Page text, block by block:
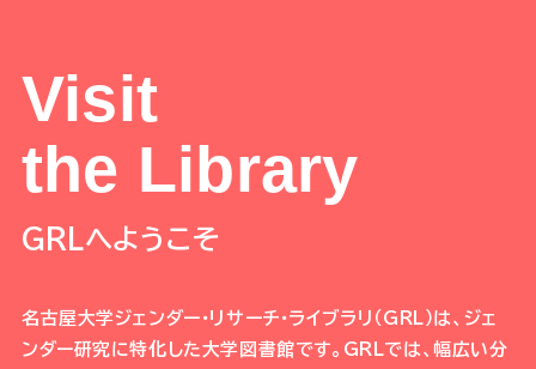
Visit
the Library
GRLへようこそ
名古屋大学ジェンダー・リサーチ・ライブラリ（GRL）は、ジェ
ンダー研究に特化した大学図書館です。GRLでは、幅広い分